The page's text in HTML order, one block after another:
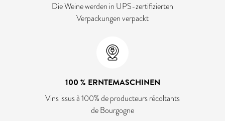
Die Weine werden in UPS-zertifizierten
Verpackungen verpackt
100 % ERNTEMASCHINEN
Vins issus à 100% de producteurs récoltants
de Bourgogne